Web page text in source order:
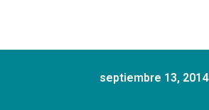
septiembre 13, 2014